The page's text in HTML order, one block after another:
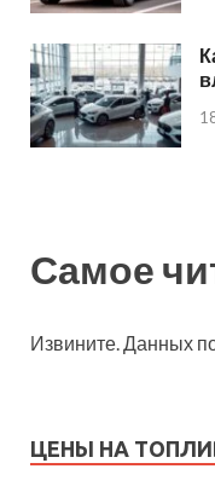
Самое
Извините. Данных
ЦЕНЫ НА